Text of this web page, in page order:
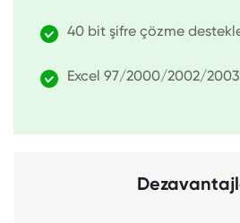
40 bit şifre çözme
Excel 97/2000/2002/2003